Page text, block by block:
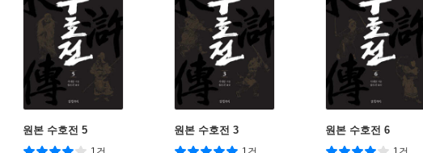
원본 수호전 5 원본 수호전 3 원본 수호전 6